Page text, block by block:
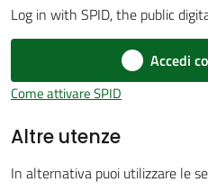
Vivere
d'Argile
Log in with SPID, the public
Accedi
Come attivare SPID
Altre utenze
In alternativa puoi utilizzare le